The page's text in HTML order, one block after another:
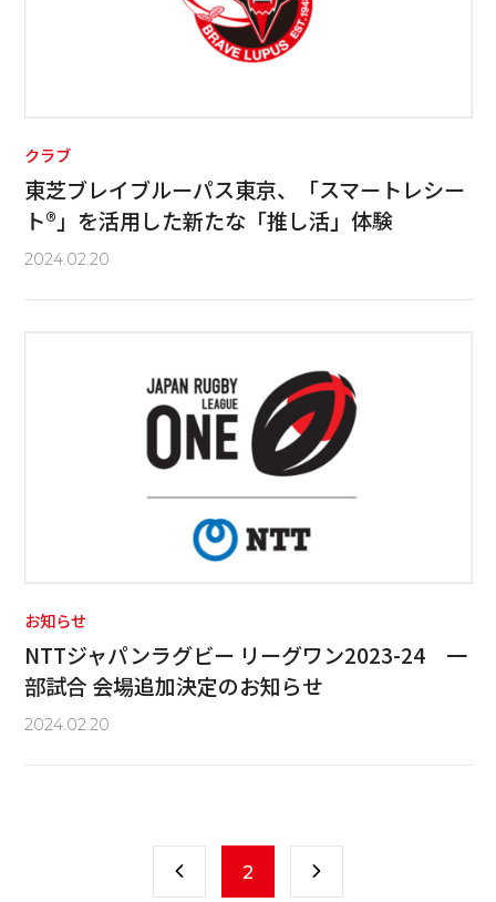
クラブ
東芝ブレイブルーパス東京、「スマートレシー
ト®」を活用した新たな「推し活」体験
2024.02.20
お知らせ
NTTジャパンラグビー リーグワン2023-24 一
部試合 会場追加決定のお知らせ
2024.02.20
2